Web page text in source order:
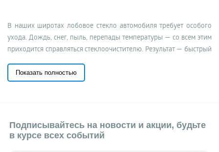
В наших широтах лобовое стекло автомобиля требует особого
ухода. Дождь, снег, пыль, перепады температуры — со всем этим
приходится справляться стеклоочистителю. Результат — быстрый
«дворники» требуют ремонта, а то и замены, что не дёшево. Как
сделать так, чтобы цена починки каждый раз не опустошала
бренд Сяоми— мастер улучшения быта, есть у него и практичные
автотовары. И на этот раз Xiaomi решает вопрос легко и изящно:
Показать полностью
Подписывайтесь на новости и акции, будьте
в курсе всех событий